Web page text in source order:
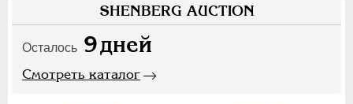
SHENBERG AUCTION
Осталось 9дней
Смотреть каталог